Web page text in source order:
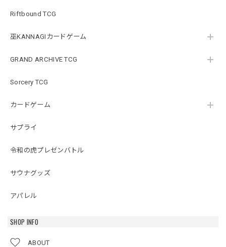
Riftbound TCG
巫KANNAGIカードゲーム
GRAND ARCHIVE TCG
Sorcery TCG
カードゲーム
サプライ
令和の虎プレゼンバトル
サウナグッズ
アパレル
SHOP INFO
ABOUT